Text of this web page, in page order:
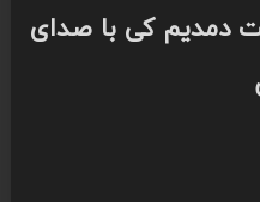
دمدیم کی با صدای